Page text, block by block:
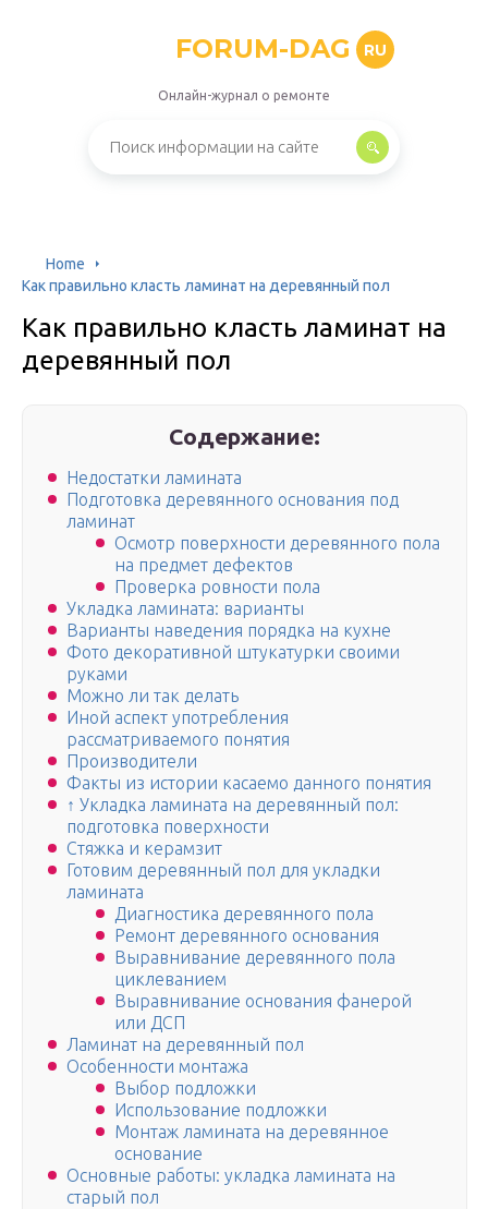
FORUM-DAG RU
Онлайн-журнал о ремонте
Home
Как правильно класть ламинат на деревянный пол
Как правильно класть ламинат на
деревянный пол
Содержание:
Недостатки ламината
Подготовка деревянного основания под
ламинат
Осмотр поверхности деревянного пола
на предмет дефектов
Проверка ровности пола
Укладка ламината: варианты
Варианты наведения порядка на кухне
Фото декоративной штукатурки своими
руками
Можно ли так делать
Иной аспект употребления
рассматриваемого понятия
Производители
Факты из истории касаемо данного понятия
↑ Укладка ламината на деревянный пол:
подготовка поверхности
Стяжка и керамзит
Готовим деревянный пол для укладки
ламината
Диагностика деревянного пола
Ремонт деревянного основания
Выравнивание деревянного пола
циклеванием
Выравнивание основания фанерой
или ДСП
Ламинат на деревянный пол
Особенности монтажа
Выбор подложки
Использование подложки
Монтаж ламината на деревянное
основание
Основные работы: укладка ламината на
старый пол